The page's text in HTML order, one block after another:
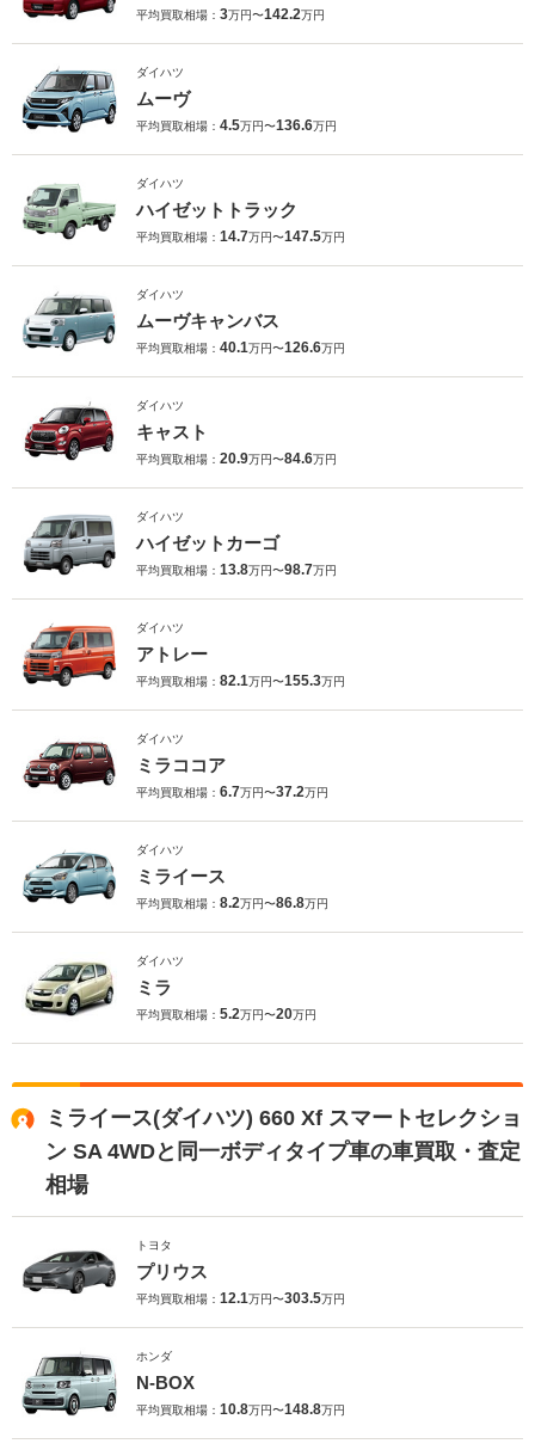
平均買取相場： 3万円〜142.2万円
ダイハツ
ムーヴ
平均買取相場： 4.5万円〜136.6万円
ダイハツ
ハイゼットトラック
平均買取相場： 14.7万円〜147.5万円
ダイハツ
ムーヴキャンバス
平均買取相場： 40.1万円〜126.6万円
ダイハツ
キャスト
平均買取相場： 20.9万円〜84.6万円
ダイハツ
ハイゼットカーゴ
平均買取相場： 13.8万円〜98.7万円
ダイハツ
アトレー
平均買取相場： 82.1万円〜155.3万円
ダイハツ
ミラココア
平均買取相場： 6.7万円〜37.2万円
ダイハツ
ミライース
平均買取相場： 8.2万円〜86.8万円
ダイハツ
ミラ
平均買取相場： 5.2万円〜20万円
ミライース(ダイハツ) 660 Xf スマートセレクショ
ン SA 4WDと同一ボディタイプ車の車買取・査定
相場
トヨタ
プリウス
平均買取相場： 12.1万円〜303.5万円
ホンダ
N-BOX
平均買取相場： 10.8万円〜148.8万円